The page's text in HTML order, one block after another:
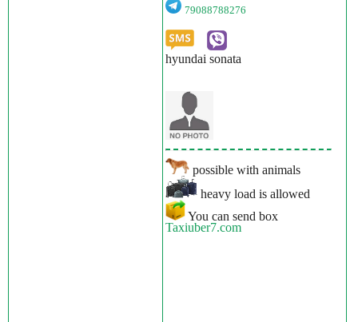
79088788276
hyundai sonata
possible with animals
heavy load is allowed
You can send box
Taxiuber7.com